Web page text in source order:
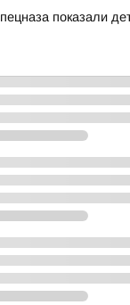
показали